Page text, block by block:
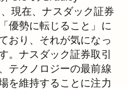
現在、ナスダック証券
優勢に転じること」に
おり、それが気になっ
。ナスダック証券取引
テクノロジーの最前線
を維持することに注力